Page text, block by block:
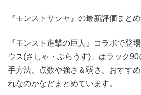
『モンストサシャ』の最新評価まとめ
『モンスト進撃の巨人』コラボで登
ウス(さしゃ・ぶらうす)」はラック90
手方法、点数や強さ＆弱さ、おすす
れなのかなどまとめています。